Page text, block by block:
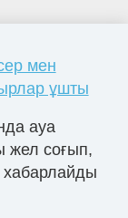
мен
ұшты
ауа
жел соғып,